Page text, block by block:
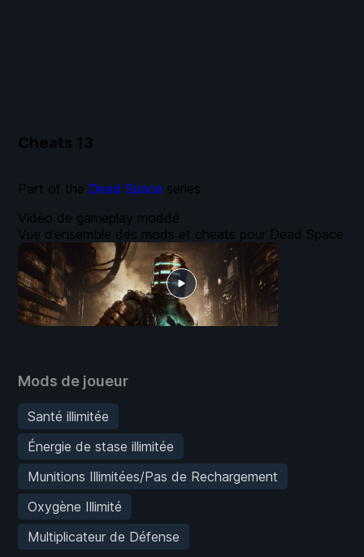
Cheats 13
Mods de joueur
Santé illimitée
Énergie de stase illimitée
Munitions Illimitées/Pas de Rechargement
Oxygène Illimité
Multiplicateur de Défense
Vidéo de gameplay moddé
Vue d’ensemble des mods et cheats pour Dead Space
Part of the Dead Space series